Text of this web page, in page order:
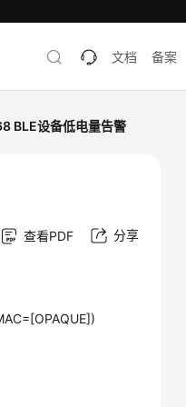
文档 备案
BLE设备低电量告警
查看PDF 分享